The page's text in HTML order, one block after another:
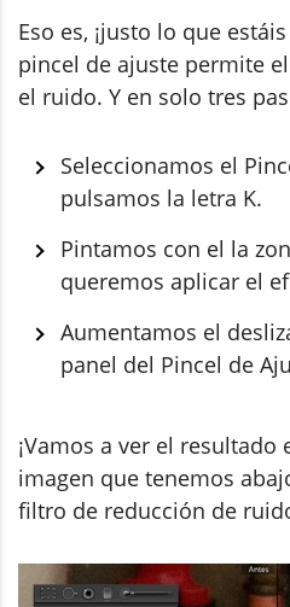
Eso es, ¡justo lo que
pincel de ajuste permite
el ruido. Y en solo tres
Seleccionamos el
pulsamos la letra K.
Pintamos con el la
queremos aplicar el
Aumentamos el
panel del Pincel de
¡Vamos a ver el resultado
imagen que tenemos
filtro de reducción de